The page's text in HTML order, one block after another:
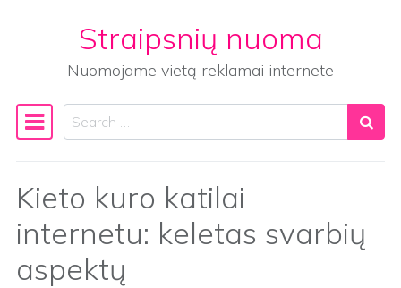
Straipsnių nuoma
Nuomojame vietą reklamai internete
Main Navigation
Search
Kieto kuro katilai
internetu: keletas svarbių
aspektų